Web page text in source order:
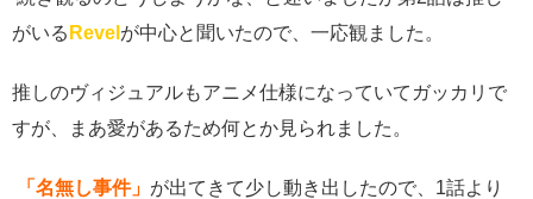
がいる Revel が中心と聞いたので、一応観ました。
推しのヴィジュアルもアニメ仕様になっていてガッカリで
すが、まあ愛があるため何とか見られました。
「名無し事件」 が出てきて少し動き出したので、 1話より